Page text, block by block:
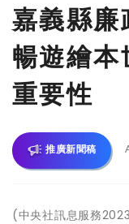
嘉義縣
暢遊繪
重要性
推廣新聞稿
(中央社訊息服務